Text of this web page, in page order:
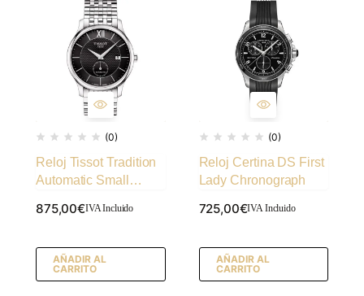
(0)
Reloj Tissot Tradition
Automatic Small
875,00€IVA Incluido
AÑADIR AL
CARRITO
(0)
Reloj Certina DS First
Lady Chronograph
725,00€IVA Incluido
AÑADIR AL
CARRITO